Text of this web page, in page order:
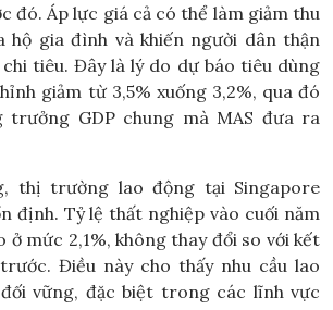
đó. Áp lực giá cả có thể làm giảm thu
hộ gia đình và khiến người dân thận
tiêu. Đây là lý do dự báo tiêu dùng
giảm từ 3,5% xuống 3,2%, qua đó
trưởng GDP chung mà MAS đưa ra
thị trường lao động tại Singapore
định. Tỷ lệ thất nghiệp vào cuối năm
ở mức 2,1%, không thay đổi so với kết
Điều này cho thấy nhu cầu lao
vững, đặc biệt trong các lĩnh vực